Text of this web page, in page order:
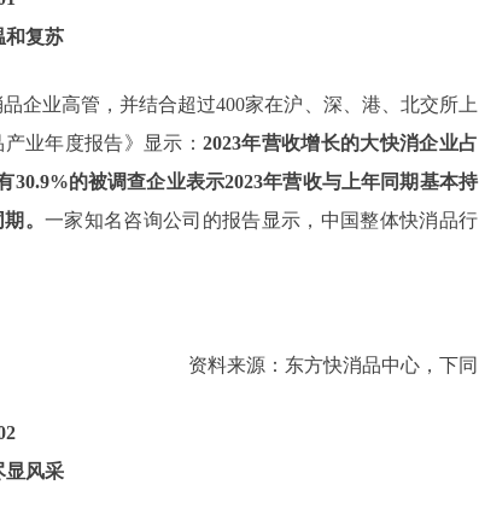
和复苏
企业高管，并结合超过400家在沪、深、港、北交所上
业年度报告》显示： 2023年营收增长的大快消企业占
30.9%的被调查企业表示2023年营收与上年同期基本持
。 一家知名咨询公司的报告显示，中国整体快消品行
资料来源：东方快消品中心，下同
显风采